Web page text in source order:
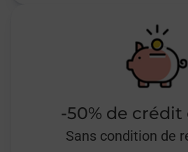
-50% de
Sans condition de